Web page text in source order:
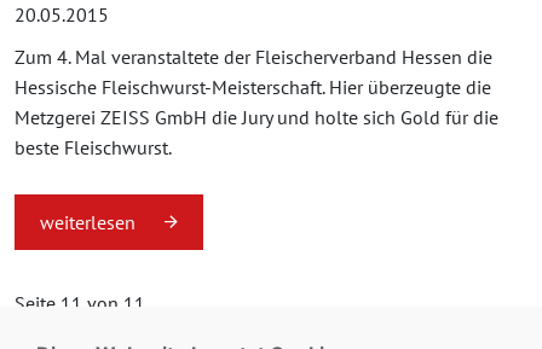
20.05.2015
Zum 4. Mal veranstaltete der Fleischerverband Hessen die
Hessische Fleischwurst-Meisterschaft. Hier überzeugte die
Metzgerei ZEISS GmbH die Jury und holte sich Gold für die
beste Fleischwurst.
weiterlesen
Seite 11 von 11.